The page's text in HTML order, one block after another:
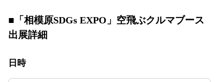
■「相模原SDGs EXPO」空飛ぶクルマブース
出展詳細
日時